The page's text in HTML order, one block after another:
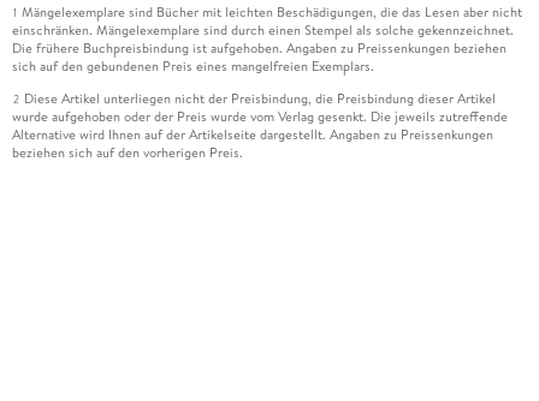
1 Mängelexemplare sind Bücher mit leichten Beschädigungen, die das Lesen aber nicht
einschränken. Mängelexemplare sind durch einen Stempel als solche gekennzeichnet.
Die frühere Buchpreisbindung ist aufgehoben. Angaben zu Preissenkungen beziehen
sich auf den gebundenen Preis eines mangelfreien Exemplars.
2 Diese Artikel unterliegen nicht der Preisbindung, die Preisbindung dieser Artikel
wurde aufgehoben oder der Preis wurde vom Verlag gesenkt. Die jeweils zutreffende
Alternative wird Ihnen auf der Artikelseite dargestellt. Angaben zu Preissenkungen
beziehen sich auf den vorherigen Preis.